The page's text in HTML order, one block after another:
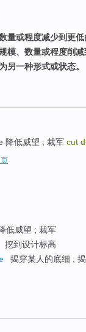
量或程度减少到更低
模、数量或程度削减
另一种形式或状态。
降低威望 ; 裁军 cut
低威望 ; 裁军
挖到设计标高
揭穿某人的底细 ;